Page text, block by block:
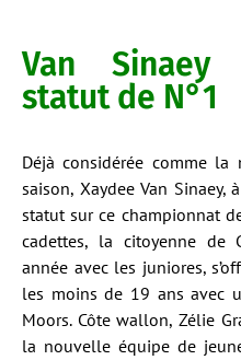
Van Sinaey
statut de N°1
Déjà considérée comme
saison, Xaydee Van
statut sur ce championnat
cadettes, la citoyenne de
année avec les juniores,
les moins de 19 ans avec
Moors. Côte wallon, Zélie
la nouvelle équipe de